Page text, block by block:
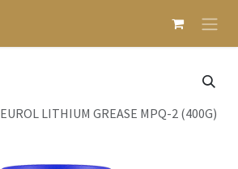
EUROL LITHIUM GREASE MPQ-2 (400G)